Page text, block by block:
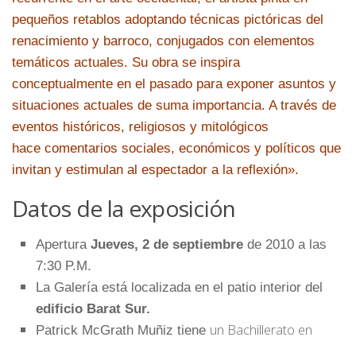
pequeños retablos adoptando técnicas pictóricas del
renacimiento y barroco, conjugados con elementos
temáticos actuales. Su obra se inspira
conceptualmente en el pasado para exponer asuntos y
situaciones actuales de suma importancia. A través de
eventos históricos, religiosos y mitológicos
hace comentarios sociales, económicos y políticos que
invitan y estimulan al espectador a la reflexión».
Datos de la exposición
Apertura Jueves, 2 de septiembre de 2010 a las
7:30 P.M.
La Galería está localizada en el patio interior del
edificio Barat Sur.
Patrick McGrath Muñiz tiene un Bachillerato en